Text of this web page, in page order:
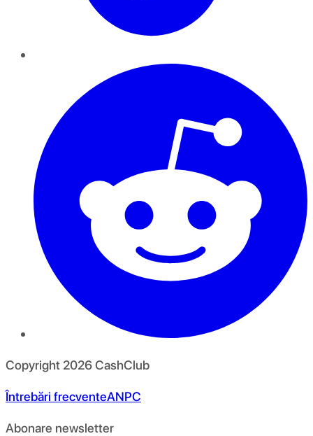
Copyright 2026CashClub
Întrebări frecventeANPC
Abonare newsletter